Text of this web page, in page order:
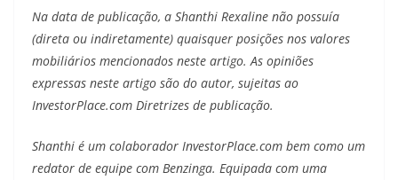
Na data de publicação, a Shanthi Rexaline não possuía
(direta ou indiretamente) quaisquer posições nos valores
mobiliários mencionados neste artigo. As opiniões
expressas neste artigo são do autor, sujeitas ao
InvestorPlace.com Diretrizes de publicação.
Shanthi é um colaborador InvestorPlace.com bem como um
redator de equipe com Benzinga. Equipada com uma